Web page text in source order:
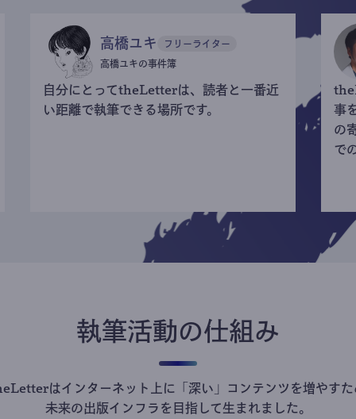
高橋ユキ フリーライター
高橋ユキの事件簿
自分にとってtheLetterは、読者と一番近
い距離で執筆できる場所です。
事
の
で
執筆活動の仕組み
はインターネット上に「深い」コンテンツを増やすた
未来の出版インフラを目指して生まれました。